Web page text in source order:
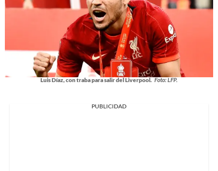
Luis Díaz, con traba para salir del Liverpool. Foto: LFP.
PUBLICIDAD